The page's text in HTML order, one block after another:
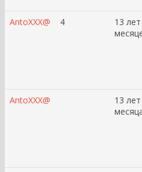
AntoXXX@ 4
13
AntoXXX@
13